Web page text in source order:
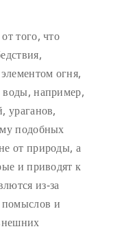
того, что
огня,
воды, например,
ураганов,
подобных
от природы, а
и приводят к
из-за
и